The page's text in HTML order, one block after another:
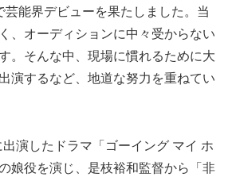
能界デビューを果たしました。当
、オーディションに中々受からない
。そんな中、現場に慣れるために大
演するなど、地道な努力を重ねてい
演したドラマ「ゴーイング マイ ホ
娘役を演じ、是枝裕和監督から「非